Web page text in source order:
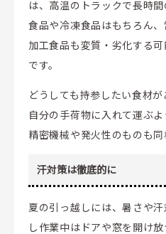
は、高温のトラックで長時
食品や冷凍食品はもちろん
加工食品も変質・劣化する
です。
どうしても持参したい食材
自分の手荷物に入れて運ぶ
精密機械や発火性のものも同
汗対策は徹底的に
夏の引っ越しには、暑さや
し作業中はドアや窓を開け